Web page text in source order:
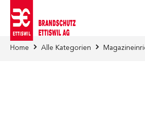
Home Alle Kategorien